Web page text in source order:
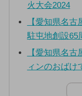
火大会2024
【愛知県名
駐屯地創設65
【愛知県名
ィンのおばけ